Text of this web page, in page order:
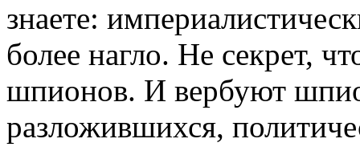
знаете:
более нагло. Не секрет,
шпионов. И вербуют
разложившихся,